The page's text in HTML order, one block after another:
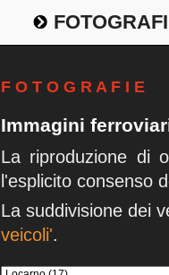
F O T O G R A F I E
Immagini
La riproduzione di
l'esplicito consenso
La suddivisione dei
veicoli'.